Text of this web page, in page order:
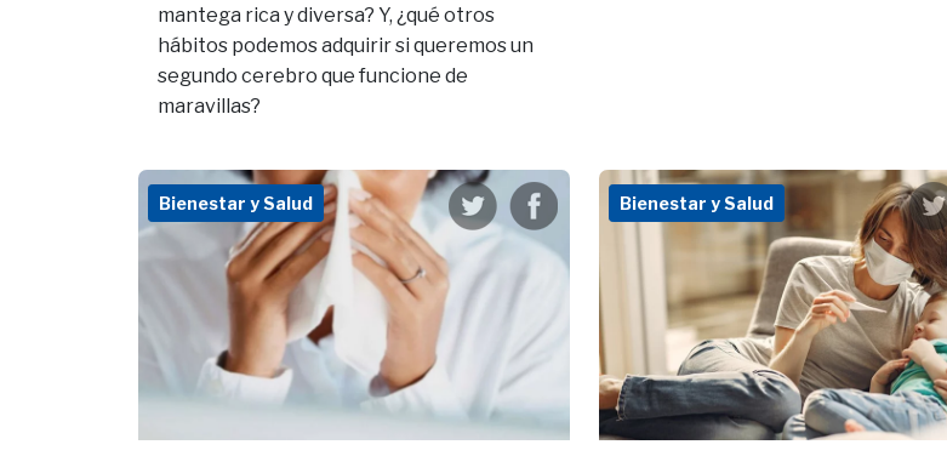
mantega rica y diversa? Y, ¿qué otros
hábitos podemos adquirir si queremos un
segundo cerebro que funcione de
maravillas?
Bienestar y Salud Bienestar y Salud